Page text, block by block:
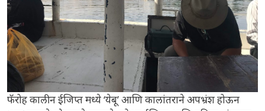
फॅरोह कालीन ईजिप्त मध्ये ‘येबू’ आणि कालांतराने अपभ्रंश होऊन